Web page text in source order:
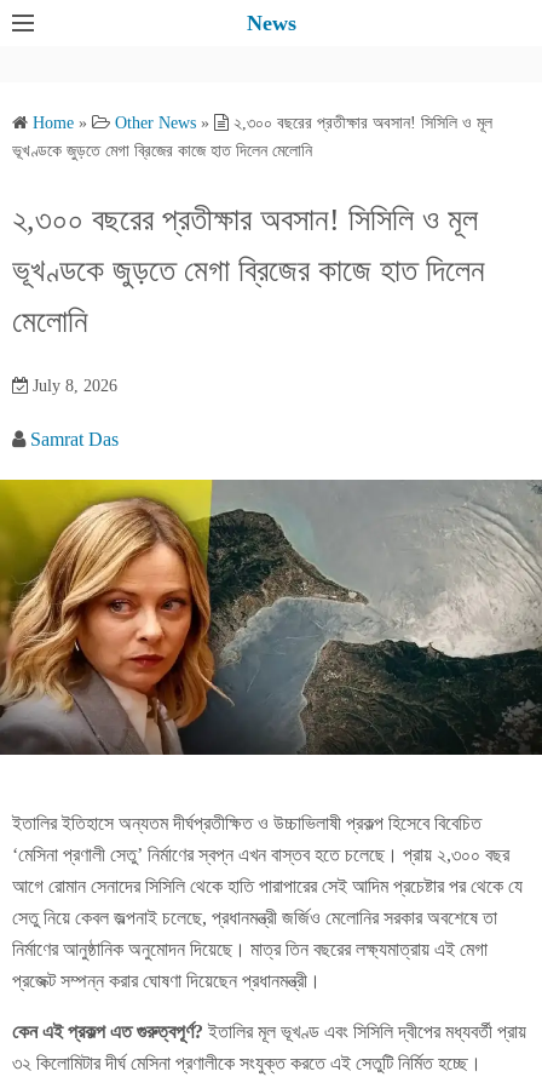
News
Home » Other News »
২,৩০০ বছরের প্রতীক্ষার অবসান! সিসিলি ও মূল
ভূখণ্ডকে জুড়তে মেগা ব্রিজের কাজে হাত দিলেন মেলোনি
২,৩০০ বছরের প্রতীক্ষার অবসান! সিসিলি ও মূল
ভূখণ্ডকে জুড়তে মেগা ব্রিজের কাজে হাত দিলেন
মেলোনি
July 8, 2026
Samrat Das
ইতালির ইতিহাসে অন্যতম দীর্ঘপ্রতীক্ষিত ও উচ্চাভিলাষী প্রকল্প হিসেবে বিবেচিত
‘মেসিনা প্রণালী সেতু’ নির্মাণের স্বপ্ন এখন বাস্তব হতে চলেছে। প্রায় ২,৩০০ বছর
আগে রোমান সেনাদের সিসিলি থেকে হাতি পারাপারের সেই আদিম প্রচেষ্টার পর থেকে যে
সেতু নিয়ে কেবল জল্পনাই চলেছে, প্রধানমন্ত্রী জর্জিও মেলোনির সরকার অবশেষে তা
নির্মাণের আনুষ্ঠানিক অনুমোদন দিয়েছে। মাত্র তিন বছরের লক্ষ্যমাত্রায় এই মেগা
প্রজেক্ট সম্পন্ন করার ঘোষণা দিয়েছেন প্রধানমন্ত্রী।
কেন এই প্রকল্প এত গুরুত্বপূর্ণ? ইতালির মূল ভূখণ্ড এবং সিসিলি দ্বীপের মধ্যবর্তী প্রায়
৩২ কিলোমিটার দীর্ঘ মেসিনা প্রণালীকে সংযুক্ত করতে এই সেতুটি নির্মিত হচ্ছে।